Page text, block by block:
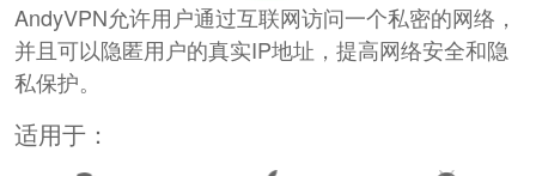
AndyVPN允许用户通过互联网访问一个私密的网络，
并且可以隐匿用户的真实IP地址，提高网络安全和隐
私保护。
适用于：